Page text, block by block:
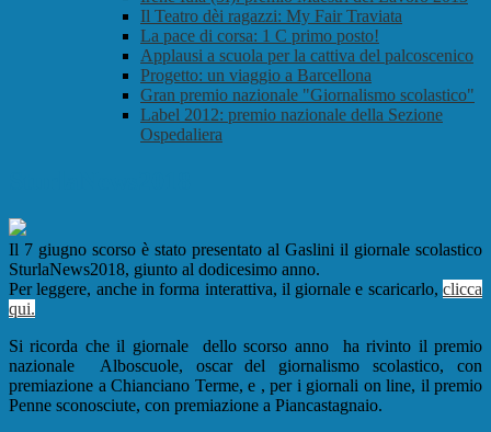
Il Teatro dèi ragazzi: My Fair Traviata
La pace di corsa: 1 C primo posto!
Applausi a scuola per la cattiva del palcoscenico
Progetto: un viaggio a Barcellona
Gran premio nazionale "Giornalismo scolastico"
Label 2012: premio nazionale della Sezione
Ospedaliera
Il 7 giugno scorso è stato presentato al Gaslini il giornale scolastico
SturlaNews2018, giunto al dodicesimo anno.
Per leggere, anche in forma interattiva, il giornale e scaricarlo, clicca
qui.
Si ricorda che il giornale dello scorso anno ha rivinto il premio
nazionale Alboscuole, oscar del giornalismo scolastico, con
premiazione a Chianciano Terme, e , per i giornali on line, il premio
Penne sconosciute, con premiazione a Piancastagnaio.